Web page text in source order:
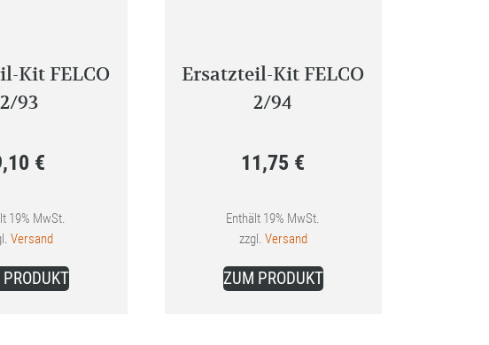
Kit FELCO
2/93
€
19% MwSt.
Versand
Ersatzteil-Kit FELCO
2/94
11,75 €
Enthält 19% MwSt.
zzgl. Versand
ZUM PRODUKT